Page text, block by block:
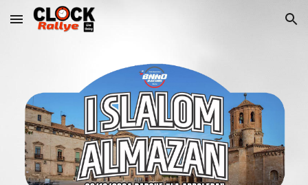
Skip to main content Skip to navigation